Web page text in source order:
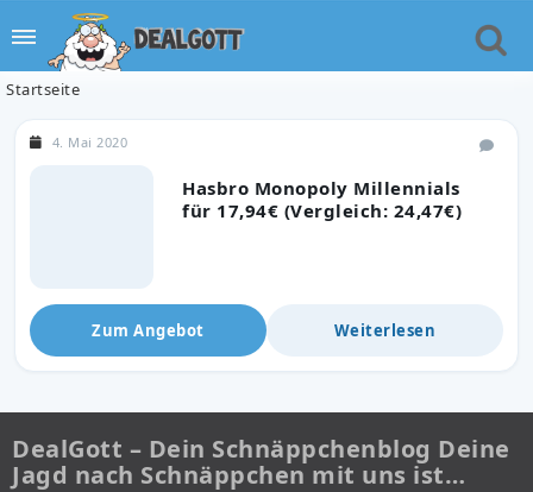
Startseite
Hasbro Monopoly Millennials
für 17,94€ (Vergleich: 24,47€)
4. Mai 2020
Zum Angebot Weiterlesen
DealGott – Dein Schnäppchenblog Deine
Jagd nach Schnäppchen mit uns ist…